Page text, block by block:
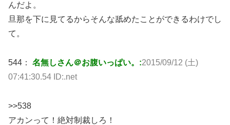
んだよ。
旦那を下に見てるからそんな舐めたことができるわけでし
て。
544： 名無しさん＠お腹いっぱい。:2015/09/12 (土)
07:41:30.54 ID:.net
>>538
アカンって！絶対制裁しろ！